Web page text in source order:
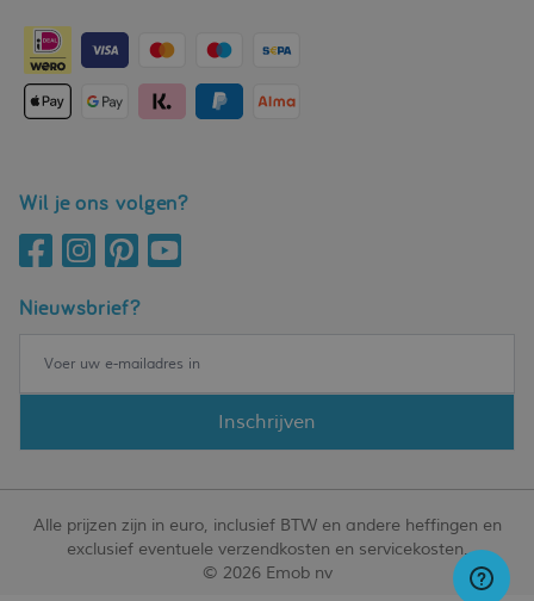
Wil je ons volgen?
Nieuwsbrief?
Inschrijven
© 2026 Emob nv
Alle prijzen zijn in euro, inclusief BTW en andere heffingen en
exclusief eventuele verzendkosten en servicekosten.